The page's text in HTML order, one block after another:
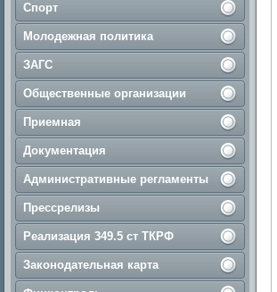
Спорт
Молодежная политика
ЗАГС
Общественные организации
Приемная
Документация
Административные регламенты
Прессрелизы
Реализация 349.5 ст ТКРФ
Законодательная карта